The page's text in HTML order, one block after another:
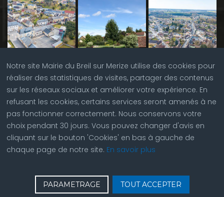
Notre site Mairie du Breil sur Merize utilise des cookies pour
réaliser des statistiques de visites, partager des contenus
sur les réseaux sociaux et améliorer votre expérience. En
refusant les cookies, certains services seront amenés à ne
pas fonctionner correctement. Nous conservons votre
choix pendant 30 jours. Vous pouvez changer d'avis en
cliquant sur le bouton 'Cookies' en bas à gauche de
chaque page de notre site. En savoir plus
PARAMETRAGE TOUT ACCEPTER
Contactez nous | © Copyright 2023 |Plan du site|